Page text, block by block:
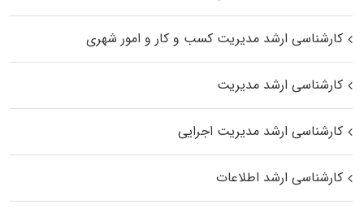
کارشناسی ارشد مدیریت کسب و کار و امور شهری
کارشناسی ارشد مدیریت
کارشناسی ارشد مدیریت اجرایی
کارشناسی ارشد اطلاعات